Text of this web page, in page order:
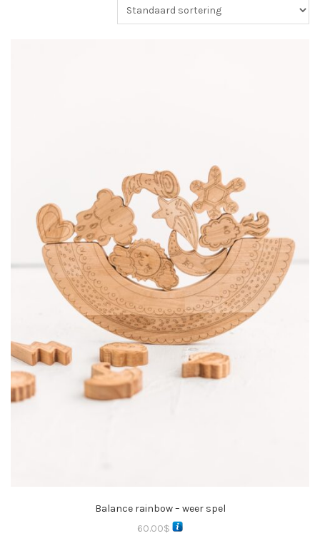
Balance rainbow – weer spel
60.00$